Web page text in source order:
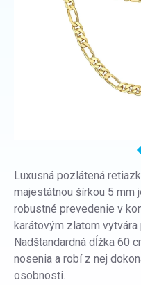
Luxusná pozlátená
majestátnou šírkou 5
robustné prevedenie v
karátovým zlatom
Nadštandardná dĺžka 60
nosenia a robí z nej
osobnosti.